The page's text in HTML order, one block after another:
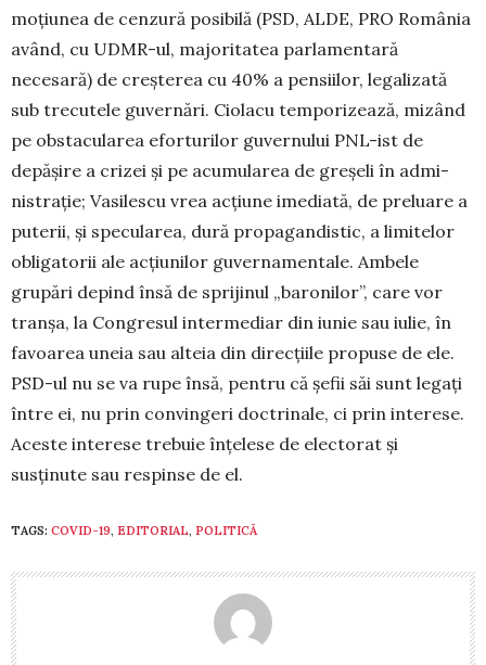
moțiunea de cenzură posibilă (PSD, ALDE, PRO România
având, cu UDMR-ul, majo­ritatea parlamentară
necesară) de creș­terea cu 40% a pensiilor, legalizată
sub trecutele guver­nări. Ciolacu tem­po­rizează, mi­zând
pe obstacularea efor­turilor guvernului PNL-ist de
depășire a crizei și pe acu­mularea de greșeli în ad­mi­
nistrație; Vasilescu vrea acțiune imediată, de pre­luare a
pu­terii, și specularea, dură pro­pagandistic, a limi­telor
obli­gatorii ale acțiunilor guver­na­mentale. Ambele
grupări depind însă de sprijinul „baronilor”, care vor
tranșa, la Congresul intermediar din iunie sau iulie, în
fa­voarea une­ia sau alteia din direcțiile propuse de ele.
PSD-ul nu se va rupe însă, pentru că șefii săi sunt legați
între ei, nu prin con­vingeri doctrinale, ci prin interese.
Aceste interese tre­buie înțelese de electorat și
susținute sau respinse de el.
TAGS: COVID-19, EDITORIAL, POLITICĂ